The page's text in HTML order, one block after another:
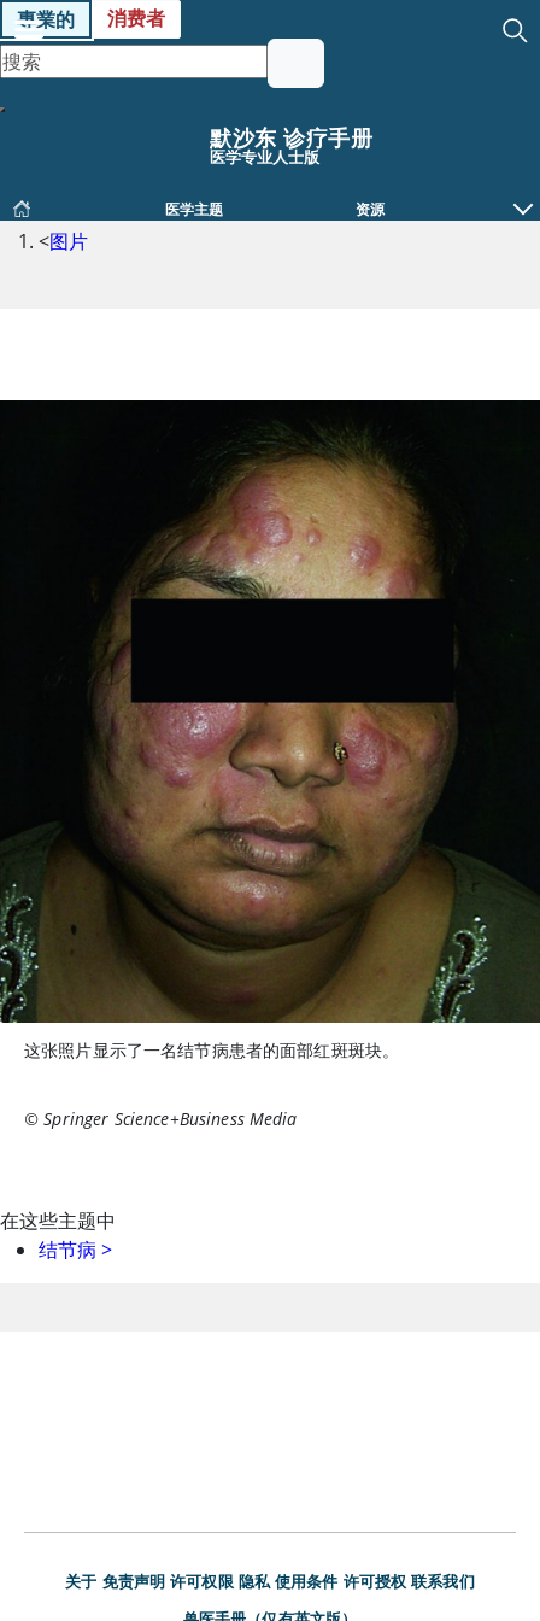
專業的 消费者
默沙东 诊疗手册
医学专业人士版
医学主题 资源
<图片
这张照片显示了一名结节病患者的面部红斑斑块。
© Springer Science+Business Media
在这些主题中
结节病 >
关于 免责声明 许可权限 隐私 使用条件 许可授权 联系我们